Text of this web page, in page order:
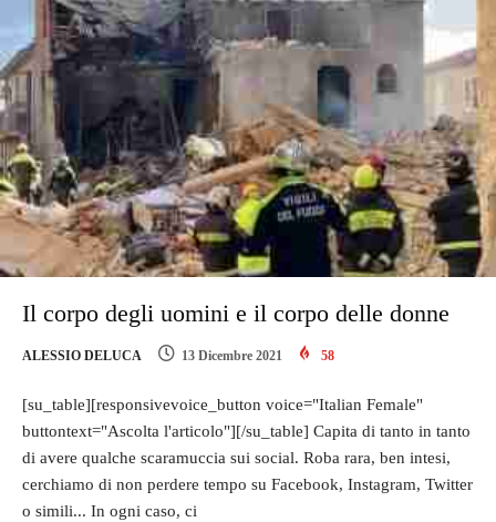
Il corpo degli uomini e il corpo delle donne
ALESSIO DELUCA 13 Dicembre 2021 58
[su_table][responsivevoice_button voice="Italian Female"
buttontext="Ascolta l'articolo"][/su_table] Capita di tanto in tanto
di avere qualche scaramuccia sui social. Roba rara, ben intesi,
cerchiamo di non perdere tempo su Facebook, Instagram, Twitter
o simili... In ogni caso, ci